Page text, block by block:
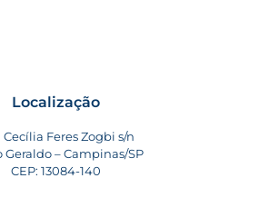
Localização
Cecília Feres Zogbi s/n
Geraldo – Campinas/SP
CEP: 13084-140